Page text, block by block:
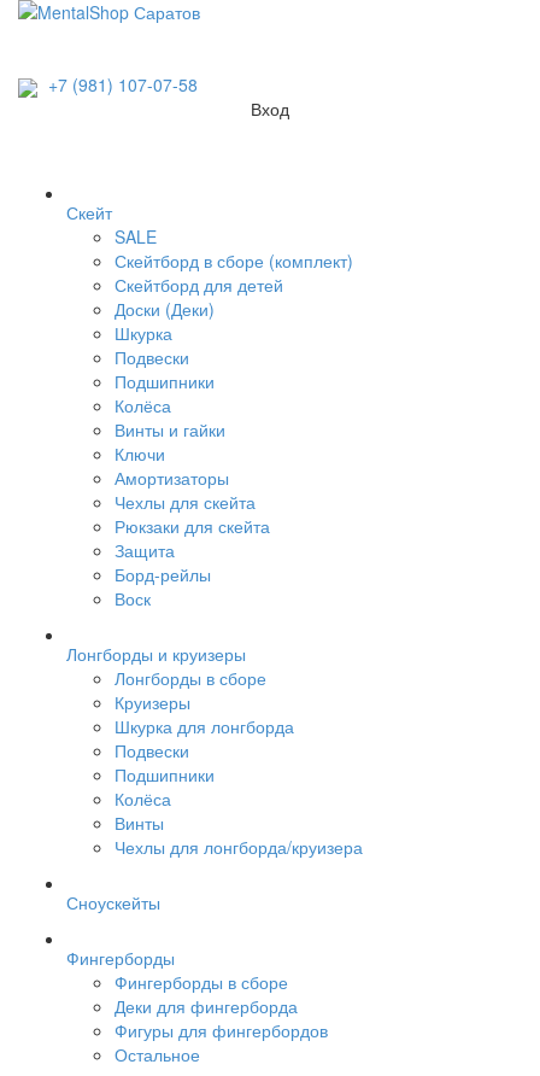
+7 (981) 107-07-58
Вход
Скейт
SALE
Скейтборд в сборе (комплект)
Скейтборд для детей
Доски (Деки)
Шкурка
Подвески
Подшипники
Колёса
Винты и гайки
Ключи
Амортизаторы
Чехлы для скейта
Рюкзаки для скейта
Защита
Борд-рейлы
Воск
Лонгборды и круизеры
Лонгборды в сборе
Круизеры
Шкурка для лонгборда
Подвески
Подшипники
Колёса
Винты
Чехлы для лонгборда/круизера
Сноускейты
Фингерборды
Фингерборды в сборе
Деки для фингерборда
Фигуры для фингербордов
Остальное